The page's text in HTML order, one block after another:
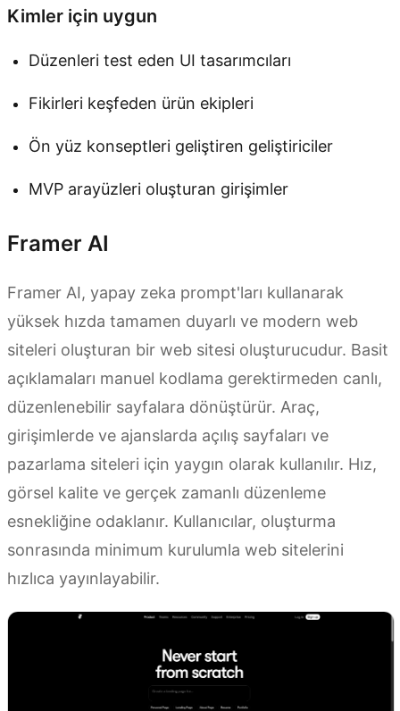
Kimler için uygun
Düzenleri test eden UI tasarımcıları
Fikirleri keşfeden ürün ekipleri
Ön yüz konseptleri geliştiren geliştiriciler
MVP arayüzleri oluşturan girişimler
Framer AI
Framer AI, yapay zeka prompt'ları kullanarak
yüksek hızda tamamen duyarlı ve modern web
siteleri oluşturan bir web sitesi oluşturucudur. Basit
açıklamaları manuel kodlama gerektirmeden canlı,
düzenlenebilir sayfalara dönüştürür. Araç,
girişimlerde ve ajanslarda açılış sayfaları ve
pazarlama siteleri için yaygın olarak kullanılır. Hız,
görsel kalite ve gerçek zamanlı düzenleme
esnekliğine odaklanır. Kullanıcılar, oluşturma
sonrasında minimum kurulumla web sitelerini
hızlıca yayınlayabilir.